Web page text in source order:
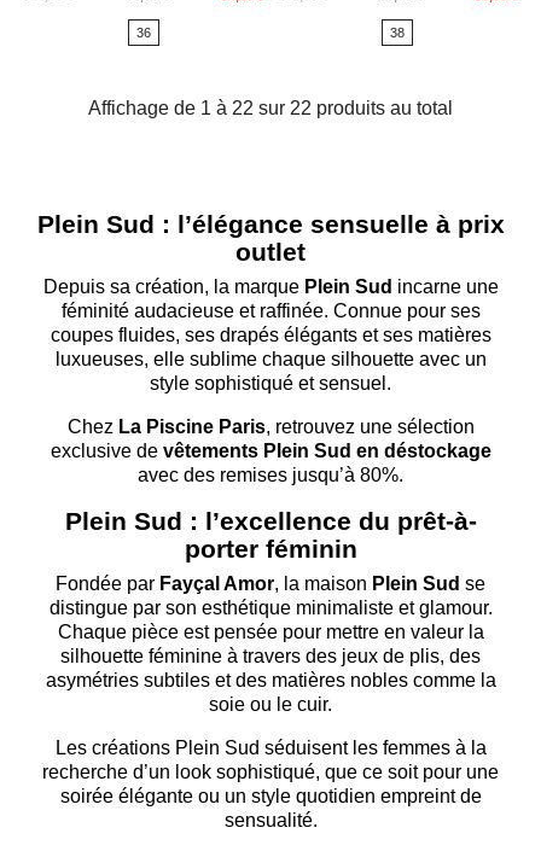
36 38
Affichage de 1 à 22 sur 22 produits au total
Plein Sud : l’élégance sensuelle à prix
outlet
Depuis sa création, la marque Plein Sud incarne une
féminité audacieuse et raffinée. Connue pour ses
coupes fluides, ses drapés élégants et ses matières
luxueuses, elle sublime chaque silhouette avec un
style sophistiqué et sensuel.
Chez La Piscine Paris, retrouvez une sélection
exclusive de vêtements Plein Sud en déstockage
avec des remises jusqu’à 80%.
Plein Sud : l’excellence du prêt-à-
porter féminin
Fondée par Fayçal Amor, la maison Plein Sud se
distingue par son esthétique minimaliste et glamour.
Chaque pièce est pensée pour mettre en valeur la
silhouette féminine à travers des jeux de plis, des
asymétries subtiles et des matières nobles comme la
soie ou le cuir.
Les créations Plein Sud séduisent les femmes à la
recherche d’un look sophistiqué, que ce soit pour une
soirée élégante ou un style quotidien empreint de
sensualité.